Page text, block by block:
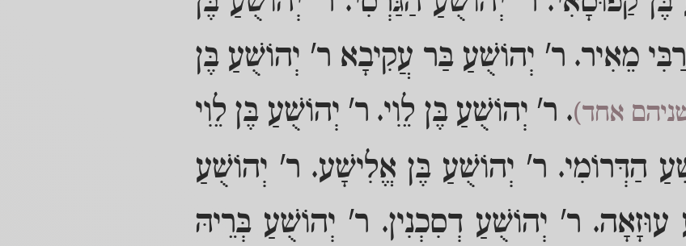
רַבִּי מֵאִיר. ר' יְהוֹשֻׁעַ בַּר עֲקִיבָא ר' יְהוֹשֻׁעַ בֶּן
אחד). ר' יְהוֹשֻׁעַ בֶּן לֵוִי. ר' יְהוֹשֻׁעַ בֶּן לֵוִי
הַדְּרוֹמִי. ר' יְהוֹשֻׁעַ בֶּן אֱלִישָׁע. ר' יְהוֹשֻׁעַ
עוּזָאָה. ר' יְהוֹשֻׁעַ דְסִכְנִין. ר' יְהוֹשֻׁעַ בְּרֵיהּ